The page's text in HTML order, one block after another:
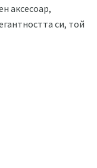
аксесоар,
си, той